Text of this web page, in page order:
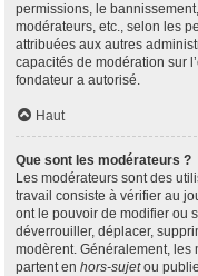
permissions, le
modérateurs, etc., selon les
attribuées aux autres
capacités de modération sur
fondateur a autorisé.
Haut
Que sont les modérateurs ?
Les modérateurs sont des
travail consiste à vérifier au
ont le pouvoir de modifier ou
déverrouiller, déplacer,
modèrent. Généralement,
partent en hors-sujetou